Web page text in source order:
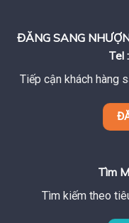
ĐĂNG SANG
Tel
Tiếp cận khách hàng
Tìm
Tìm kiếm theo